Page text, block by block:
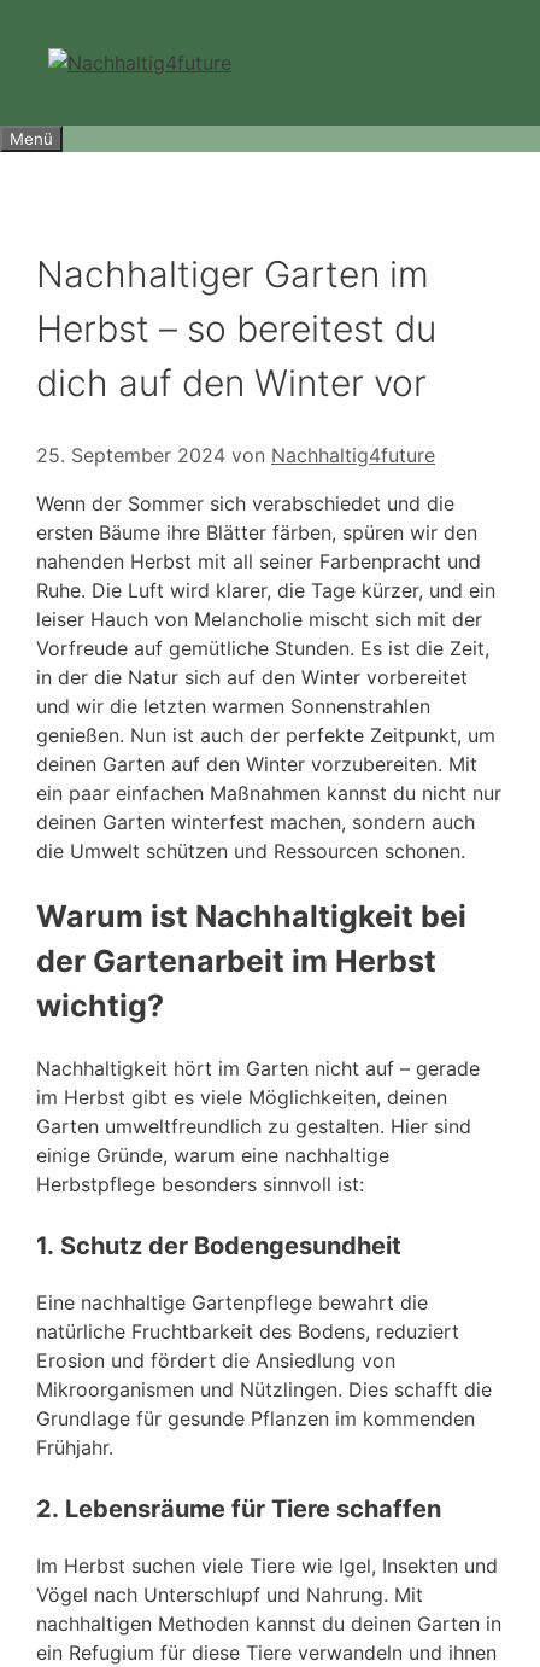
springen
Menü
Nachhaltiger Garten im
Herbst – so bereitest du
dich auf den Winter vor
25. September 2024 von Nachhaltig4future
Wenn der Sommer sich verabschiedet und die
ersten Bäume ihre Blätter färben, spüren wir den
nahenden Herbst mit all seiner Farbenpracht und
Ruhe. Die Luft wird klarer, die Tage kürzer, und ein
leiser Hauch von Melancholie mischt sich mit der
Vorfreude auf gemütliche Stunden. Es ist die Zeit,
in der die Natur sich auf den Winter vorbereitet
und wir die letzten warmen Sonnenstrahlen
genießen. Nun ist auch der perfekte Zeitpunkt, um
deinen Garten auf den Winter vorzubereiten. Mit
ein paar einfachen Maßnahmen kannst du nicht nur
deinen Garten winterfest machen, sondern auch
die Umwelt schützen und Ressourcen schonen.
Warum ist Nachhaltigkeit bei
der Gartenarbeit im Herbst
wichtig?
Nachhaltigkeit hört im Garten nicht auf – gerade
im Herbst gibt es viele Möglichkeiten, deinen
Garten umweltfreundlich zu gestalten. Hier sind
einige Gründe, warum eine nachhaltige
Herbstpflege besonders sinnvoll ist:
1. Schutz der Bodengesundheit
Eine nachhaltige Gartenpflege bewahrt die
natürliche Fruchtbarkeit des Bodens, reduziert
Erosion und fördert die Ansiedlung von
Mikroorganismen und Nützlingen. Dies schafft die
Grundlage für gesunde Pflanzen im kommenden
Frühjahr.
2. Lebensräume für Tiere schaffen
Im Herbst suchen viele Tiere wie Igel, Insekten und
Vögel nach Unterschlupf und Nahrung. Mit
nachhaltigen Methoden kannst du deinen Garten in
ein Refugium für diese Tiere verwandeln und ihnen